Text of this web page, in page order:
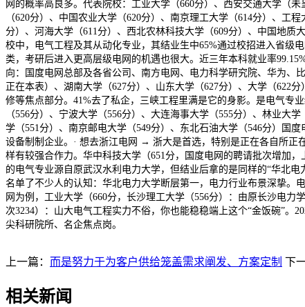
网的概率高良多。代表院校：工业大学（660分）、西安交通大学（
（620分）、中国农业大学（620分）、南京理工大学（614分）、工
分）、河海大学（611分）、西北农林科技大学（609分）、中国地质
校中，电气工程及其从动化专业，其结业生中65%通过校招进入省级
类，考研后进入更高层级电网的机遇也很大。近三年本科就业率
向：国度电网总部及各省公司、南方电网、电力科学研究院、华为、
正在本表）、湖南大学（627分）、山东大学（627分）、大学（622
修等焦点部分。41%去了私企，三峡工程里满是它的身影。是电气专
（556分）、宁波大学（556分）、大连海事大学（555分）、林业大
学（551分）、南京邮电大学（549分）、东北石油大学（546分）国
设备制制企业。· 想去浙江电网 → 浙大是首选，特别是正在各自所正
样有较强合作力。华中科技大学（651分，国度电网的聘请批次增加
的电气专业源自原武汉水利电力大学，但结业后拿的是同样的“华北
名单了不少人的认知：华北电力大学断层第一，电力行业布景深挚。
网为例，工业大学（660分，长沙理工大学（556分）：由原长沙电
次3234）：山大电气工程实力不俗，你也能稳稳端上这个“金饭碗”。
尖科研院所、名企焦点岗。
上一篇： 而是努力于为客户供给笼盖需求阐发、方案定制 下
相关新闻